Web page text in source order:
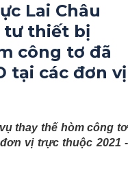
Lai Châu
tư thiết bị
công tơ đã
tại các đơn vị
thay thế hòm công tơ
vị trực thuộc 2021 -